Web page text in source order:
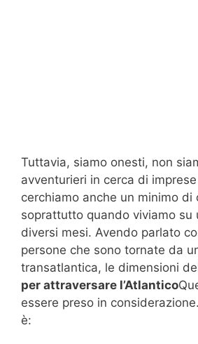
Tuttavia, siamo onesti, non
avventurieri in cerca di
cerchiamo anche un minimo di
soprattutto quando viviamo su
diversi mesi. Avendo parlato
persone che sono tornate da
transatlantica, le dimensioni
per attraversare l’Atlantico
essere preso in
è: